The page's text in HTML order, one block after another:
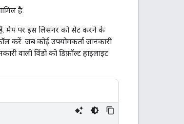
है.
मैप पर इस लिसनर को सेट करने के
करें. जब कोई उपयोगकर्ता जानकारी
वाली विंडो को डिफ़ॉल्ट हाइलाइट